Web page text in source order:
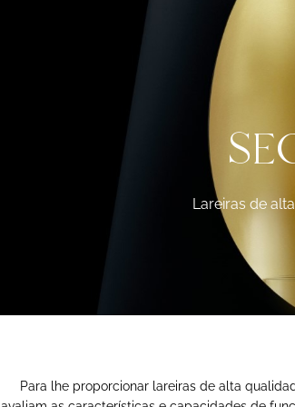
Lareiras de
Para lhe proporcionar lareiras de alta